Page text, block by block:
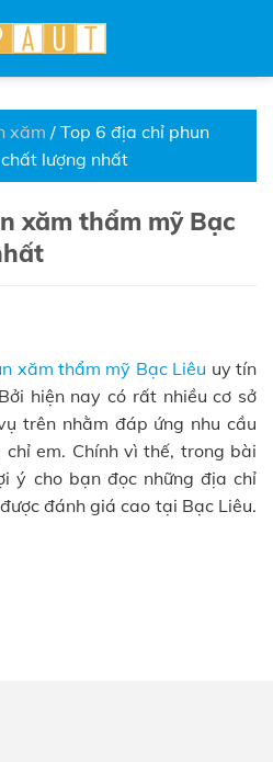
xăm / Top 6 địa chỉ phun
lượng nhất
xăm thẩm mỹ Bạc
xăm thẩm mỹ Bạc Liêu uy tín
hiện nay có rất nhiều cơ sở
trên nhằm đáp ứng nhu cầu
em. Chính vì thế, trong bài
ý cho bạn đọc những địa chỉ
đánh giá cao tại Bạc Liêu.